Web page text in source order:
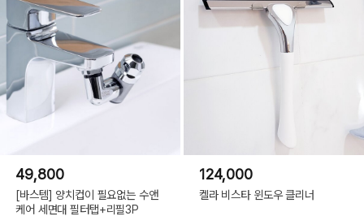
49,800
[바스템] 양치컵이 필요없는 수앤
케어 세면대 필터탭+리필3P
124,000
켈라 비스타 윈도우 클리너